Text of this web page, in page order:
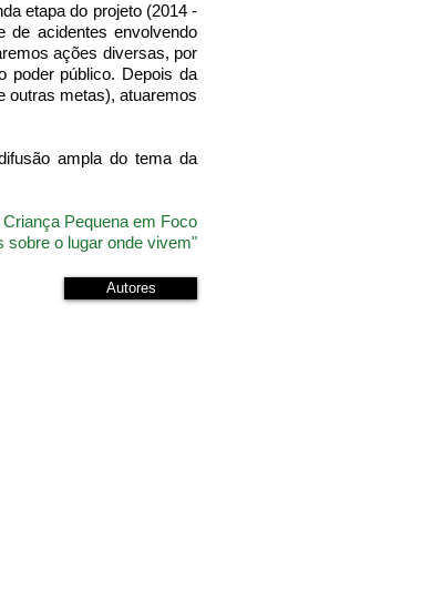
etapa do projeto (2014 -
de acidentes envolvendo
ações diversas, por
poder público. Depois da
outras metas), atuaremos
ampla do tema da
Pequena em Foco
sobre o lugar onde vivem"
Autores